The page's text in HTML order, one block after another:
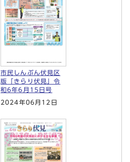
市民しんぶん伏見区
版「きらり伏見」令
和6年6月15日号
2024年06月12日